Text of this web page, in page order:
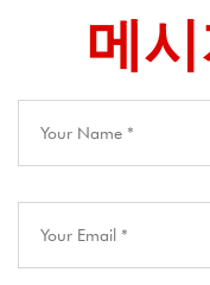
메